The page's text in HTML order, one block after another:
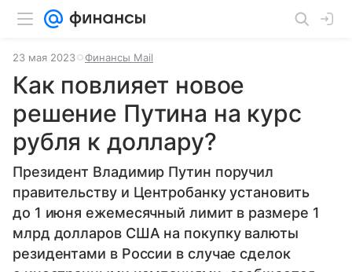
23 мая 2023 Финансы Mail
Как повлияет новое
решение Путина на курс
рубля к доллару?
Президент Владимир Путин поручил
правительству и Центробанку установить
до 1 июня ежемесячный лимит в размере 1
млрд долларов США на покупку валюты
резидентами в России в случае сделок